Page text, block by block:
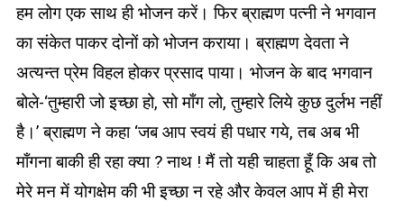
हम लोग एक साथ ही भोजन करें। फिर ब्राह्मण पत्नी ने भगवान
का संकेत पाकर दोनों को भोजन कराया। ब्राह्मण देवता ने
अत्यन्त प्रेम विहल होकर प्रसाद पाया। भोजन के बाद भगवान
बोले-‘तुम्हारी जो इच्छा हो, सो माँग लो, तुम्हारे लिये कुछ दुर्लभ नहीं
है।’ ब्राह्मण ने कहा ‘जब आप स्वयं ही पधार गये, तब अब भी
माँगना बाकी ही रहा क्या ? नाथ ! मैं तो यही चाहता हूँ कि अब तो
मेरे मन में योगक्षेम की भी इच्छा न रहे और केवल आप में ही मेरा